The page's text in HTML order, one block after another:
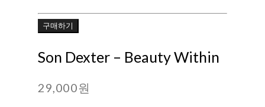
구매하기
Son Dexter – Beauty Within
29,000원